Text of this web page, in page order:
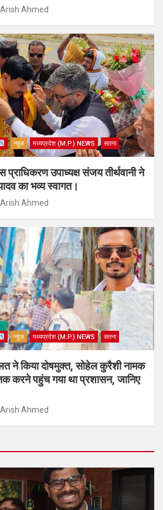
Arish Ahmed
न्यूज़ मध्यप्रदेश (M.P.) NEWS सतना
प्राधिकरण उपाध्यक्ष संजय तीर्थवानी ने
का भव्य स्वागत।
Arish Ahmed
न्यूज़ मध्यप्रदेश (M.P.) NEWS सतना
ने किया दोषमुक्त, सोहेल कुरैशी नामक
करने पहुंच गया था प्रशासन, जानिए
Arish Ahmed